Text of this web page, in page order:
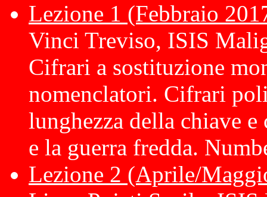
Lezione 1 (Febbraio
Vinci Treviso, ISIS
Cifrari a sostituzione
nomenclatori. Cifrari
lunghezza della chiave
e la guerra fredda.
Lezione 2 (Aprile/